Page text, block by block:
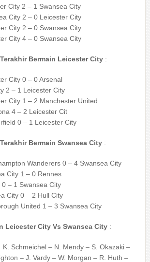
City 2 – 1 Swansea City
City 2 – 0 Leicester City
City 2 – 0 Swansea City
City 4 – 0 Swansea City
Bermain Leicester City:
City 0 – 0 Arsenal
2 – 1 Leicester City
City 1 – 2 Manchester United
4 – 2 Leicester Cit
0 – 1 Leicester City
Bermain Swansea City:
Wanderers 0 – 4 Swansea City
City 1 – 0 Rennes
– 1 Swansea City
City 0 – 2 Hull City
United 1 – 3 Swansea City
Leicester City Vs Swansea City:
Schmeichel – N. Mendy – S. Okazaki –
– J. Vardy – W. Morgan – R. Huth –